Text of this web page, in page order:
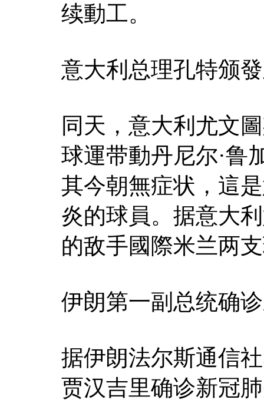
续動工。
意大利总理孔特颁
同天，意大利尤文
球運带動丹尼尔·鲁
其今朝無症状，這
炎的球員。据意大
的敌手國際米兰两
伊朗第一副总统确
据伊朗法尔斯通信
贾汉吉里确诊新冠